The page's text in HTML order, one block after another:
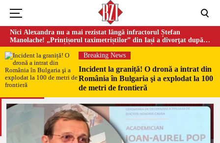
Nici Alexandra nu a mai rezistat lângă infractorul Ștefan
Manolache! „Prințișorul taximetriștilor” din Iași a divorţat după
doi ani de căsnicie
Breaking News
Incident la graniță! O dronă a intrat din
România în Bulgaria şi a explodat la 100
de metri de frontieră